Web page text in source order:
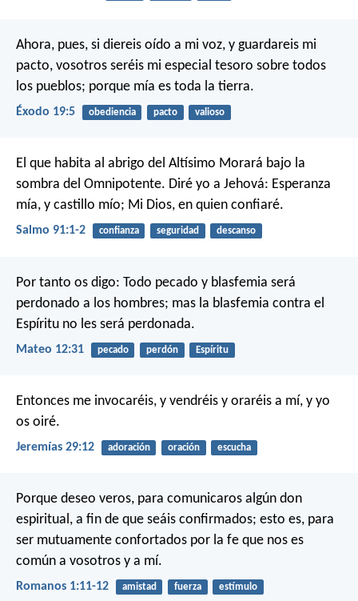
Ahora, pues, si diereis oído a mi voz, y guardareis mi
pacto, vosotros seréis mi especial tesoro sobre todos
los pueblos; porque mía es toda la tierra.
Éxodo 19:5 obediencia pacto valioso
El que habita al abrigo del Altísimo Morará bajo la
sombra del Omnipotente. Diré yo a Jehová: Esperanza
mía, y castillo mío; Mi Dios, en quien confiaré.
Salmo 91:1-2 confianza seguridad descanso
Por tanto os digo: Todo pecado y blasfemia será
perdonado a los hombres; mas la blasfemia contra el
Espíritu no les será perdonada.
Mateo 12:31 pecado perdón Espíritu
Entonces me invocaréis, y vendréis y oraréis a mí, y yo
os oiré.
Jeremías 29:12 adoración oración escucha
Porque deseo veros, para comunicaros algún don
espiritual, a fin de que seáis confirmados; esto es, para
ser mutuamente confortados por la fe que nos es
común a vosotros y a mí.
Romanos 1:11-12 amistad fuerza estímulo